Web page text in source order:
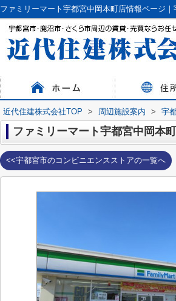
ファミリーマート宇都宮中岡本町店情報ページ
近代住建株式会社TOP > 周辺施設案内 > 宇
ファミリーマート宇都宮中岡本
<<宇都宮市のコンビニエンスストアの一覧へ